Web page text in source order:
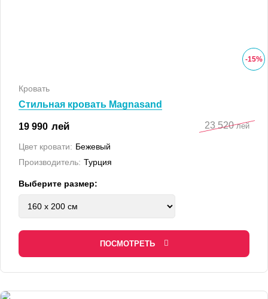
-15%
Кровать
Стильная кровать Magnasand
19 990 лей 23 520 лей
Цвет кровати: Бежевый
Производитель: Турция
Выберите размер:
ПОСМОТРЕТЬ